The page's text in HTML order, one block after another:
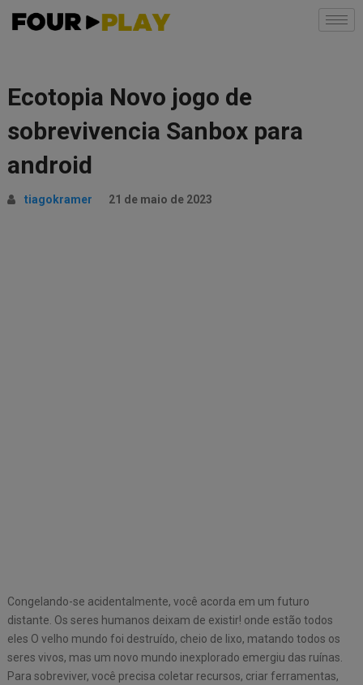
Ecotopia Novo jogo de
sobrevivencia Sanbox para
android
tiagokramer 21 de maio de 2023
Congelando-se acidentalmente, você acorda em um futuro
distante. Os seres humanos deixam de existir! onde estão todos
eles O velho mundo foi destruído, cheio de lixo, matando todos os
seres vivos, mas um novo mundo inexplorado emergiu das ruínas.
Para sobreviver, você precisa coletar recursos, criar ferramentas,